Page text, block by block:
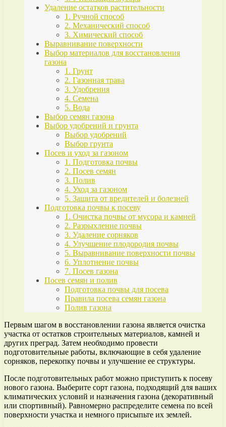
Удаление остатков растительности
1. Ручной способ
2. Механический способ
3. Химический способ
Выравнивание поверхности
Выбор материалов для восстановления
газона
1. Грунт
2. Газонная трава
3. Удобрения
4. Семена
5. Вода
Выбор семян газона
Выбор удобрений и грунта
Выбор удобрений
Выбор грунта
Посев и уход за газоном
1. Подготовка почвы
2. Посев семян
3. Полив
4. Уход за газоном
5. Защита от вредителей и болезней
Подготовка почвы к посеву
1. Очистка почвы от мусора и камней
2. Разрыхление почвы
3. Удаление сорняков
4. Улучшение плодородия почвы
5. Выравнивание поверхности почвы
6. Уплотнение почвы
7. Посев газона
Посев семян и полив
Подготовка почвы для посева
Правила посева семян газона
Полив газона
Первым шагом в восстановлении газона является очистка
участка от остатков строительных материалов, камней и
других преград. Затем необходимо провести
подготовительные работы, включающие в себя удаление
сорняков, перекопку почвы и улучшение ее структуры.
После подготовительных работ можно приступить к посеву
нового газона. Выберите сорт газона, подходящий для ваших
климатических условий и назначения газона (декоративный
или спортивный). Равномерно распределите семена по всей
поверхности участка и немного присыпьте их землей.